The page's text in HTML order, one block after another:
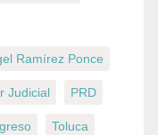
Ramírez Ponce
Judicial PRD
Toluca